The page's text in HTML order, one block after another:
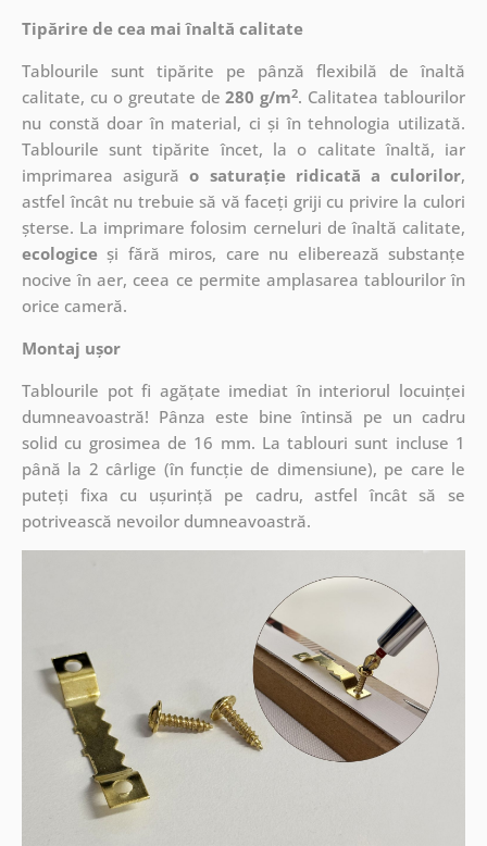
Tipărire de cea mai înaltă calitate
Tablourile sunt tipărite pe pânză flexibilă de înaltă
calitate, cu o greutate de280 g/m2. Calitatea tablourilor
nu constă doar în material, ci și în tehnologia utilizată.
Tablourile sunt tipărite încet, la o calitate înaltă, iar
imprimarea asigurăo saturație ridicată a culorilor,
astfel încât nu trebuie să vă faceți griji cu privire la culori
șterse. La imprimare folosim cerneluri de înaltă calitate,
ecologiceși fără miros, care nu eliberează substanțe
nocive în aer, ceea ce permite amplasarea tablourilor în
orice cameră.
Montaj ușor
Tablourile pot fi agățate imediat în interiorul locuinței
dumneavoastră! Pânza este bine întinsă pe un cadru
solid cu grosimea de 16 mm. La tablouri sunt incluse 1
până la 2 cârlige (în funcție de dimensiune), pe care le
puteți fixa cu ușurință pe cadru, astfel încât să se
potrivească nevoilor dumneavoastră.